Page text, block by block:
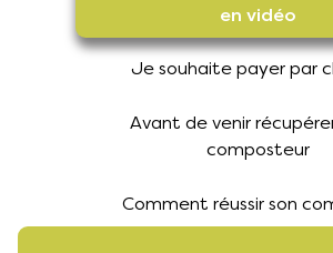
en vidéo
Je souhaite payer par
Avant de venir
composteur
Comment réussir son